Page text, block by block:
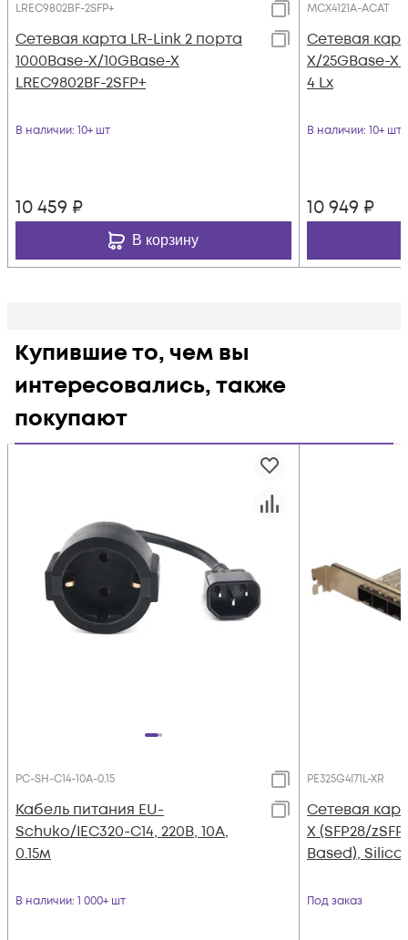
LREC9802BF-2SFP+
Сетевая карта LR-Link 2 порта
1000Base-X/10GBase-X
LREC9802BF-2SFP+
В наличии: 10+ шт
10 459 ₽
В корзину
MCX4121A-ACAT
Сетевая
X/25GBase-
4 Lx
В наличии: 10+ шт
10 949 ₽
Купившие то, чем вы
интересовались, также
покупают
PC-SH-C14-10A-0.15
Кабель питания EU-
Schuko/IEC320-C14, 220B, 10А,
0.15м
В наличии: 1 000+ шт
PE325G4I71L-XR
Сетевая
X (SFP28/
Based),
Под заказ